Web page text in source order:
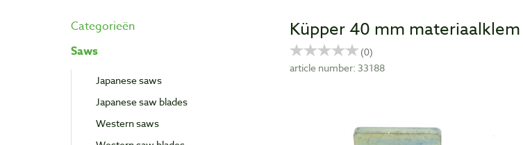
Categorieën
Saws
Japanese saws
Japanese saw blades
Western saws
Küpper 40 mm
article number: 33188